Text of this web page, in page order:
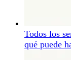
Todos los
qué puede